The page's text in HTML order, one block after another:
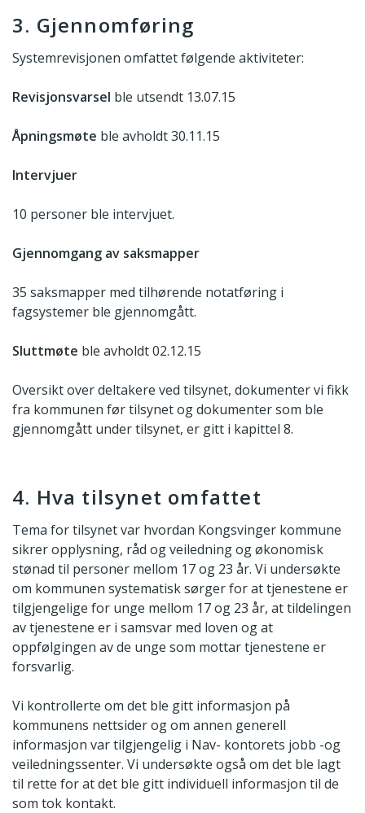
3. Gjennomføring
Systemrevisjonen omfattet følgende aktiviteter:
Revisjonsvarsel ble utsendt 13.07.15
Åpningsmøte ble avholdt 30.11.15
Intervjuer
10 personer ble intervjuet.
Gjennomgang av saksmapper
35 saksmapper med tilhørende notatføring i
fagsystemer ble gjennomgått.
Sluttmøte ble avholdt 02.12.15
Oversikt over deltakere ved tilsynet, dokumenter vi fikk
fra kommunen før tilsynet og dokumenter som ble
gjennomgått under tilsynet, er gitt i kapittel 8.
4. Hva tilsynet omfattet
Tema for tilsynet var hvordan Kongsvinger kommune
sikrer opplysning, råd og veiledning og økonomisk
stønad til personer mellom 17 og 23 år. Vi undersøkte
om kommunen systematisk sørger for at tjenestene er
tilgjengelige for unge mellom 17 og 23 år, at tildelingen
av tjenestene er i samsvar med loven og at
oppfølgingen av de unge som mottar tjenestene er
forsvarlig.
Vi kontrollerte om det ble gitt informasjon på
kommunens nettsider og om annen generell
informasjon var tilgjengelig i Nav- kontorets jobb -og
veiledningssenter. Vi undersøkte også om det ble lagt
til rette for at det ble gitt individuell informasjon til de
som tok kontakt.